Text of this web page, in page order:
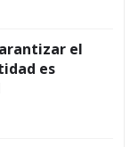
el
es